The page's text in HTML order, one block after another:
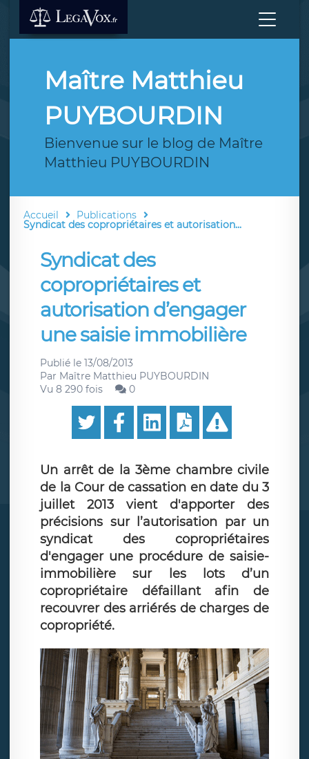
Maître Matthieu
PUYBOURDIN
Bienvenue sur le blog de Maître
Matthieu PUYBOURDIN
Accueil Publications
Syndicat des copropriétaires et autorisation...
Syndicat des
copropriétaires et
autorisation d’engager
une saisie immobilière
Publié le 13/08/2013
Par Maître Matthieu PUYBOURDIN
Vu 8 290 fois
0
Un arrêt de la 3ème chambre civile
de la Cour de cassation en date du 3
juillet 2013 vient d'apporter des
précisions sur l’autorisation par un
syndicat des copropriétaires
d'engager une procédure de saisie-
immobilière sur les lots d’un
copropriétaire défaillant afin de
recouvrer des arriérés de charges de
copropriété.